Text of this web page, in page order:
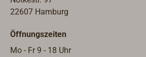
22607 Hamburg
Öffnungszeiten
Mo - Fr 9 - 18 Uhr